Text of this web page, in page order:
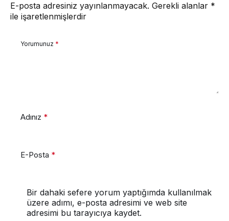
E-posta adresiniz yayınlanmayacak. Gerekli alanlar *
ile işaretlenmişlerdir
Yorumunuz *
Adınız *
E-Posta *
Bir dahaki sefere yorum yaptığımda kullanılmak
üzere adımı, e-posta adresimi ve web site
adresimi bu tarayıcıya kaydet.